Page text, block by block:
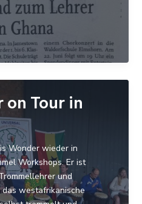
on Tour in
Wonder wieder in
Workshops. Er ist
und
das westafrikanische